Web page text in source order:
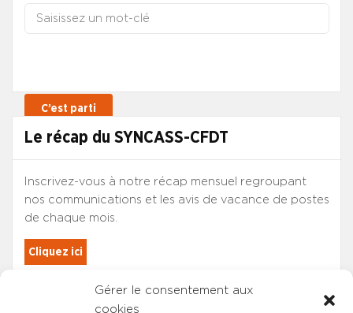
Gérer le consentement aux
cookies
Le récap du SYNCASS-CFDT
Inscrivez-vous à notre récap mensuel regroupant
nos communications et les avis de vacance de postes
de chaque mois.
Cliquez ici
Les adhérents du SYNCASS-CFDT